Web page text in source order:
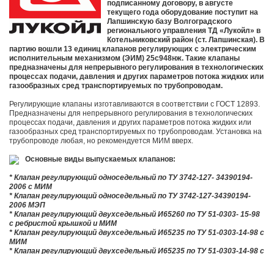
подписанному договору, в августе
текущего года оборудование поступит на
Лапшинскую базу Волгоградского
регионального управления ТД «Лукойл» в
Котельниковский район (ст. Лапшинская). В
партию вошли 13 единиц клапанов регулирующих с электрическим
исполнительным механизмом (ЭИМ) 25с948нж. Такие клапаны
предназначены для непрерывного регулирования в технологических
процессах подачи, давления и других параметров потока жидких или
газообразных сред транспортируемых по трубопроводам.
Регулирующие клапаны изготавливаются в соответствии с ГОСТ 12893.
Предназначены для непрерывного регулирования в технологических
процессах подачи, давления и других параметров потока жидких или
газообразных сред транспортируемых по трубопроводам. Установка на
трубопроводе любая, но рекомендуется МИМ вверх.
Основные виды выпускаемых клапанов:
* Клапан регулирующий односедельный по ТУ 3742-127- 34390194-
2006 с МИМ
* Клапан регулирующий односедельный по ТУ 3742-127-34390194-
2006 МЭП
* Клапан регулирующий двухседельный И65260 по ТУ 51-0303- 15-98
с ребристой крышкой и МИМ
* Клапан регулирующий двухседельный И65235 по ТУ 51-0303-14-98 с
МИМ
* Клапан регулирующий двухседельный И65235 по ТУ 51-0303-14-98 с